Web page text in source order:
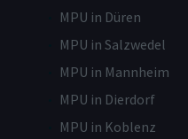
MPU in Düren
MPU in Salzwedel
MPU in Mannheim
MPU in Dierdorf
MPU in Koblenz